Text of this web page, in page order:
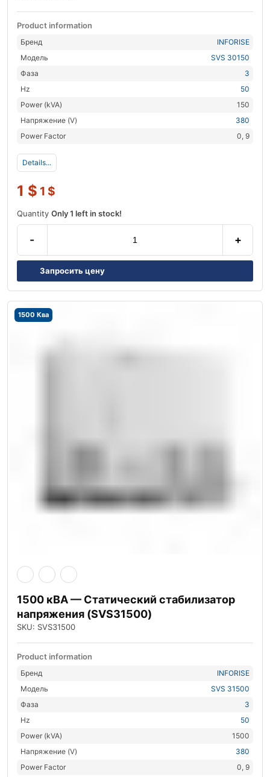
Product information
Бренд
INFORISE
Модель
SVS 30150
Фаза
3
Hz
50
Power (kVA)
150
Напряжение (V)
380
Power Factor
0, 9
Details...
1 $ 1 $
Quantity Only 1 left in stock!
- +
Запросить цену
1500 Ква
1500 кВА — Статический стабилизатор
напряжения (SVS31500)
SKU: SVS31500
Product information
Бренд
INFORISE
Модель
SVS 31500
Фаза
3
Hz
50
Power (kVA)
1500
Напряжение (V)
380
Power Factor
0, 9